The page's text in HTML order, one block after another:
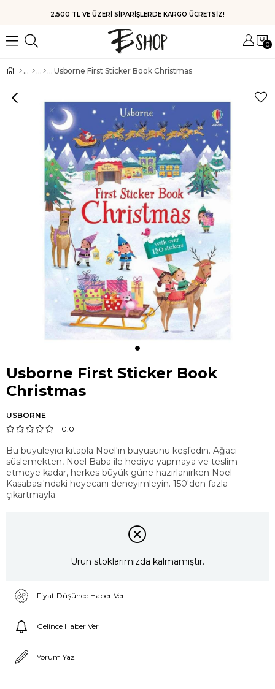
HIZLI KARGO
0
Usborne First Sticker Book Christmas
Usborne First Sticker Book
Christmas
USBORNE
0.0
Bu büyüleyici kitapla Noel'in büyüsünü keşfedin. Ağacı
süslemekten, Noel Baba ile hediye yapmaya ve teslim
etmeye kadar, herkes büyük güne hazırlanırken Noel
Kasabası'ndaki heyecanı deneyimleyin. 150'den fazla
çıkartmayla.
Ürün stoklarımızda kalmamıştır.
Fiyat Düşünce Haber Ver
Gelince Haber Ver
Yorum Yaz